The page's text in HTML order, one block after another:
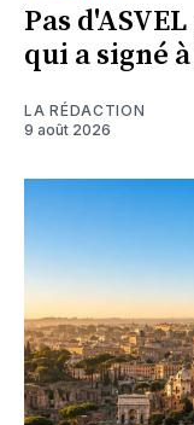
Pas
qui a signé
LA RÉDACTION
9 août 2026